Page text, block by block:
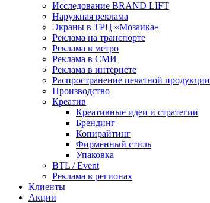
Исследование BRAND LIFT
Наружная реклама
Экраны в ТРЦ «Мозаика»
Реклама на транспорте
Реклама в метро
Реклама в СМИ
Реклама в интернете
Распространение печатной продукции
Производство
Креатив
Креативные идеи и стратегии
Брендинг
Копирайтинг
Фирменный стиль
Упаковка
BTL / Event
Реклама в регионах
Клиенты
Акции